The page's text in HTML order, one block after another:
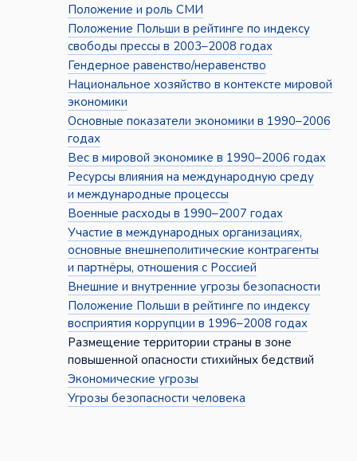
Положение и роль СМИ
Положение Польши в рейтинге по индексу
свободы прессы в 2003–2008 годах
Гендерное равенство/неравенство
Национальное хозяйство в контексте мировой
экономики
Основные показатели экономики в 1990–2006
годах
Вес в мировой экономике в 1990–2006 годах
Ресурсы влияния на международную среду
и международные процессы
Военные расходы в 1990–2007 годах
Участие в международных организациях,
основные внешнеполитические контрагенты
и партнёры, отношения с Россией
Внешние и внутренние угрозы безопасности
Положение Польши в рейтинге по индексу
восприятия коррупции в 1996–2008 годах
Размещение территории страны в зоне
повышенной опасности стихийных бедствий
Экономические угрозы
Угрозы безопасности человека